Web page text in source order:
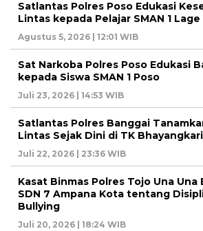
Satlantas Polres Poso Edukasi
Lintas kepada Pelajar SMAN 1 Lage
Agustus 5, 2026 | 12:01 WIB
Sat Narkoba Polres Poso Edukasi
kepada Siswa SMAN 1 Poso
Juli 23, 2026 | 14:53 WIB
Satlantas Polres Banggai
Lintas Sejak Dini di TK
Juli 22, 2026 | 23:36 WIB
Kasat Binmas Polres Tojo Una Una
SDN 7 Ampana Kota tentang
Bullying
Juli 20, 2026 | 18:24 WIB